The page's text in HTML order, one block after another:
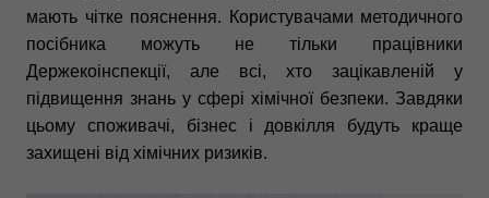
мають чітке пояснення. Користувачами методичного
посібника можуть не тільки працівники
Держекоінспекції, але всі, хто зацікавленій у
підвищення знань у сфері хімічної безпеки. Завдяки
цьому споживачі, бізнес і довкілля будуть краще
захищені від хімічних ризиків.